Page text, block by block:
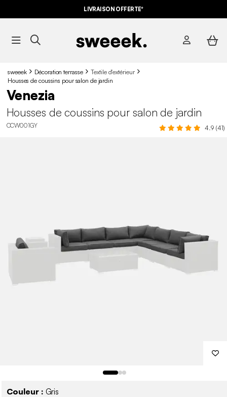
LIVRAISON OFFERTE*
sweeek Décoration terrasse
Textile d'extérieur
Housses de coussins pour salon de jardin
Venezia
Housses de coussins pour salon de jardin
CCW001GY 4.9 (41)
Couleur : Gris